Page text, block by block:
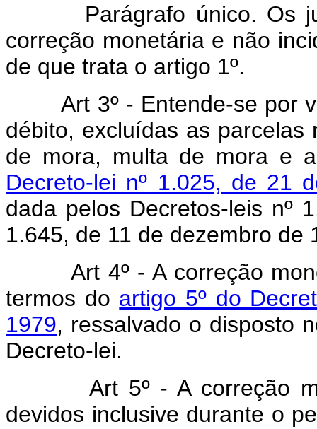
Parágrafo único. Os
correção monetária e não
de que trata o artigo 1º.
Art 3º - Entende-se por
débito, excluídas as parcelas
de mora, multa de mora e
Decreto-lei nº 1.025, de 21
dada pelos Decretos-leis nº
1.645, de 11 de dezembro de
Art 4º - A correção
termos do artigo 5º do
1979, ressalvado o disposto
Decreto-lei.
Art 5º - A correção
devidos inclusive durante o